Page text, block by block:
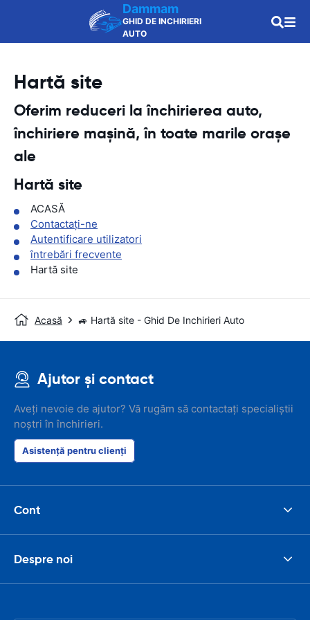
Dammam
GHID DE INCHIRIERI
AUTO
Hartă site
Oferim reduceri la închirierea auto,
închiriere mașină, în toate marile orașe
ale
Hartă site
ACASĂ
Contactaţi-ne
Autentificare utilizatori
întrebări frecvente
Hartă site
Acasă 🚙 Hartă site - Ghid De Inchirieri Auto
Ajutor și contact
Aveți nevoie de ajutor? Vă rugăm să contactați specialiștii
noștri în închirieri.
Asistență pentru clienți
Cont
Despre noi